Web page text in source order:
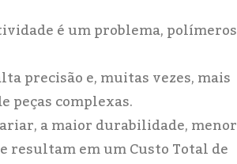
é um problema, polímeros
precisão e, muitas vezes, mais
peças complexas.
a maior durabilidade, menor
resultam em um Custo Total de